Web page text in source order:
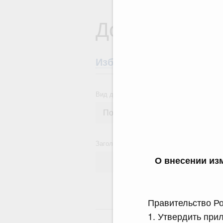
О внесении
Правительство
1. Утвердить
Документы
Избранные документы
Вид документа
Заголовок или текст документа